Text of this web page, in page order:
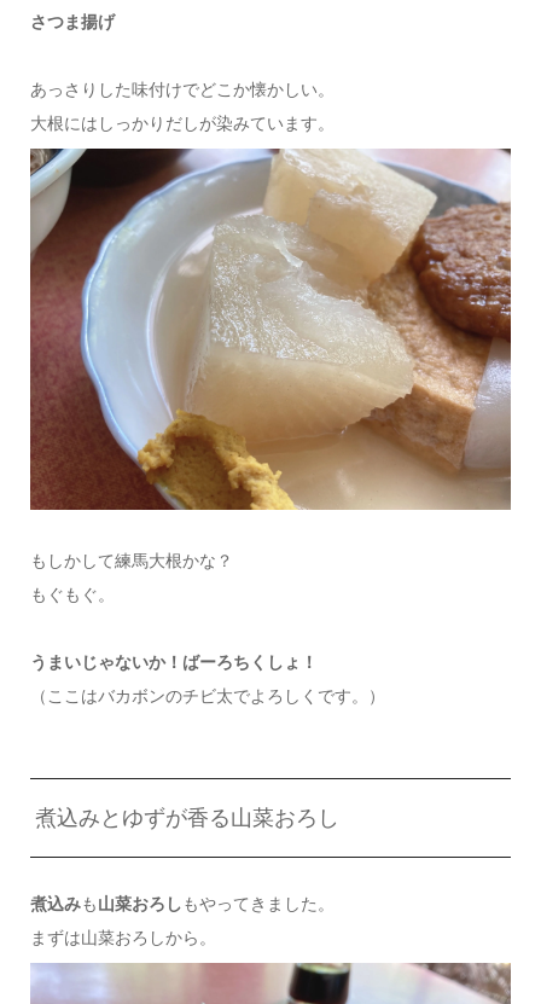
さつま揚げ
あっさりした味付けでどこか懐かしい。
大根にはしっかりだしが染みています。
もしかして練馬大根かな？
もぐもぐ。
うまいじゃないか！ばーろちくしょ！
（ここはバカボンのチビ太でよろしくです。）
煮込みとゆずが香る山菜おろし
煮込みも山菜おろしもやってきました。
まずは山菜おろしから。